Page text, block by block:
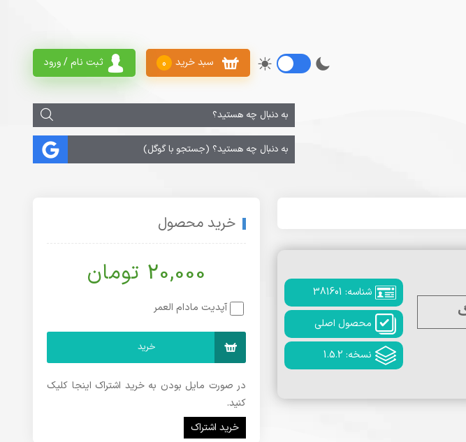
ثبت نام / ورود سبد خرید 0
شناسه: 381601
محصول اصلی
نسخه: 1.5.2
خرید محصول
20,000 تومان
آپدیت مادام العمر
خرید
در صورت مایل بودن به خرید اشتراک اینجا کلیک
کنید.
خرید اشتراک